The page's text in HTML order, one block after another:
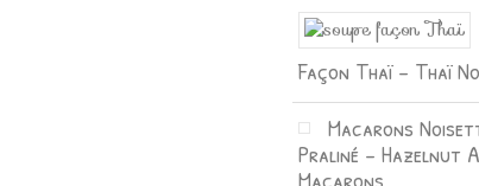
Façon Thaï – Thaï
Macarons
Praliné – Hazelnut
Macarons